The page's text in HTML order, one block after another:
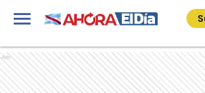
Ads